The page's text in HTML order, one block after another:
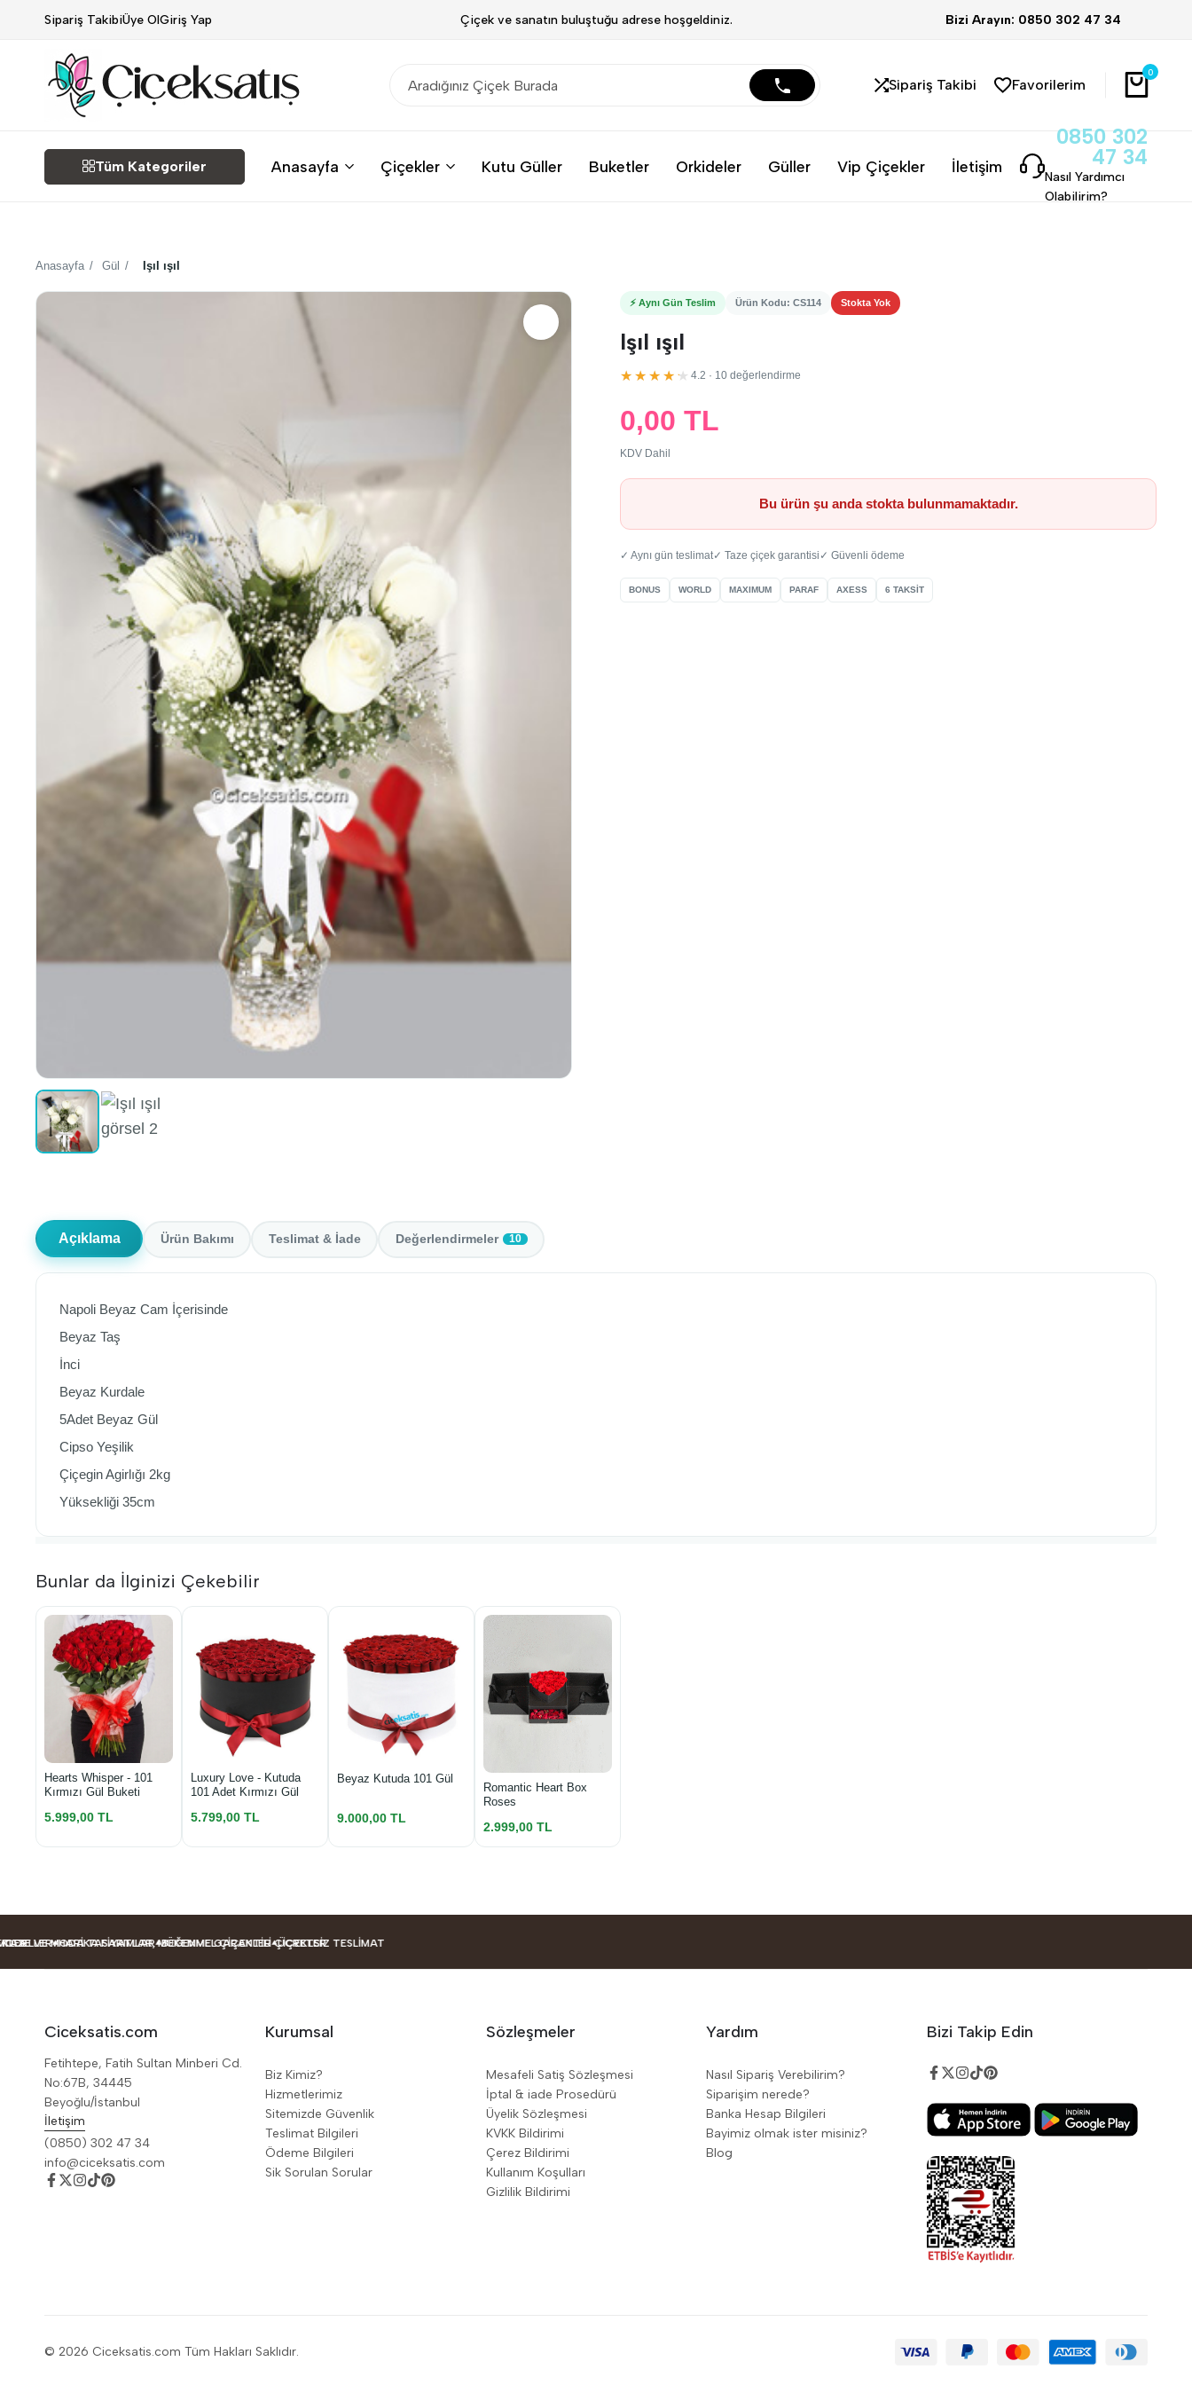
Sipariş TakibiÜye OlGiriş Yap Çiçek ve sanatın buluştuğu adrese hoşgeldiniz. Bizi Arayın: 0850 302 47 34
Çiçek
Satış
Sipariş Takibi Favorilerim
0
Tüm Kategoriler Anasayfa Çiçekler Kutu Güller Buketler Orkideler Güller Vip Çiçekler İletişim
0850 302
47 34
Nasıl Yardımcı
Olabilirim?
Anasayfa / Gül / Işıl ışıl
⚡ Aynı Gün Teslim Ürün Kodu: CS114 Stokta Yok
Işıl ışıl
★★★★★ 4.2 · 10 değerlendirme
0,00 TL
KDV Dahil
Bu ürün şu anda stokta bulunmamaktadır.
✓ Aynı gün teslimat✓ Taze çiçek garantisi ✓ Güvenli ödeme
BONUS WORLD MAXIMUM PARAF AXESS 6 TAKSİT
Açıklama Ürün Bakımı Teslimat & İade Değerlendirmeler 10
Napoli Beyaz Cam İçerisinde
Beyaz Taş
İnci
Beyaz Kurdale
5Adet Beyaz Gül
Cipso Yeşilik
Çiçegin Agirlığı 2kg
Yüksekliği 35cm
Bunlar da İlginizi Çekebilir
Hearts Whisper - 101
Kırmızı Gül Buketi
5.999,00 TL
Luxury Love - Kutuda
101 Adet Kırmızı Gül
5.799,00 TL
Beyaz Kutuda 101 Gül
9.000,00 TL
Romantic Heart Box
Roses
2.999,00 TL
HARIKA FIYATLAR, MÜKEMMEL ÇIÇEKLER ÜCRETSIZ TESLIMAT
VE MODA TASARIMLAR BEĞENME GARANTILI ÇIÇEKLER
Ciceksatis.com
Fetihtepe, Fatih Sultan Minberi Cd.
No:67B, 34445
Beyoğlu/İstanbul
İletişim
(0850) 302 47 34
info@ciceksatis.com
Kurumsal
Biz Kimiz?
Hizmetlerimiz
Sitemizde Güvenlik
Teslimat Bilgileri
Ödeme Bilgileri
Sik Sorulan Sorular
Sözleşmeler
Mesafeli Satiş Sözleşmesi
İptal & iade Prosedürü
Üyelik Sözleşmesi
KVKK Bildirimi
Çerez Bildirimi
Kullanım Koşulları
Gizlilik Bildirimi
Yardım
Nasıl Sipariş Verebilirim?
Siparişim nerede?
Banka Hesap Bilgileri
Bayimiz olmak ister misiniz?
Blog
Bizi Takip Edin
© 2026 Ciceksatis.com Tüm Hakları Saklıdır.